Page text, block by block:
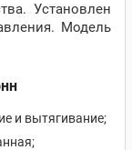
Установлен
Модель
и вытягивание;